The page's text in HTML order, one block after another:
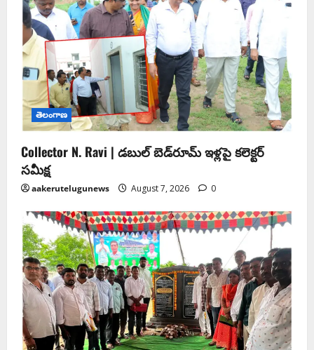
తెలంగాణ
Collector N. Ravi | డబుల్ బెడ్‌రూమ్ ఇళ్లపై కలెక్టర్
సమీక్ష
aakerutelugunews August 7, 2026 0